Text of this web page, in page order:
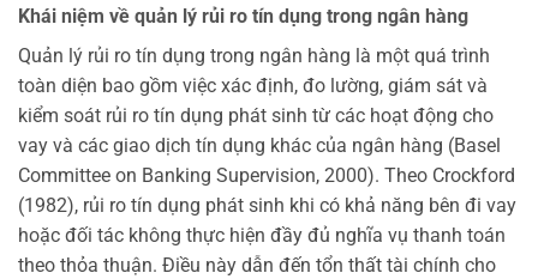
Khái niệm về quản lý rủi ro tín dụng trong ngân hàng
Quản lý rủi ro tín dụng trong ngân hàng là một quá trình
toàn diện bao gồm việc xác định, đo lường, giám sát và
kiểm soát rủi ro tín dụng phát sinh từ các hoạt động cho
vay và các giao dịch tín dụng khác của ngân hàng (Basel
Committee on Banking Supervision, 2000). Theo Crockford
(1982), rủi ro tín dụng phát sinh khi có khả năng bên đi vay
hoặc đối tác không thực hiện đầy đủ nghĩa vụ thanh toán
theo thỏa thuận. Điều này dẫn đến tổn thất tài chính cho